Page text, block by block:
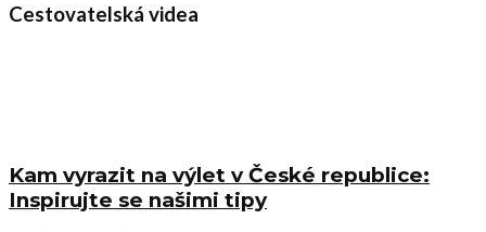
Cestovatelská videa
Kam vyrazit na výlet v České republice:
Inspirujte se našimi tipy